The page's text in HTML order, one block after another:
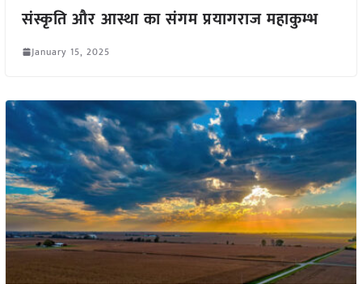
संस्कृति और आस्था का संगम प्रयागराज महाकुम्भ
January 15, 2025